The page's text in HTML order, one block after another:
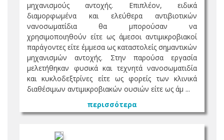
μηχανισμούς αντοχής. Επιπλέον, ειδικά
διαμορφωμένα και ελεύθερα αντιβιοτικών
νανοσωματίδια θα μπορούσαν να
χρησιμοποιηθούν είτε ως άμεσοι αντιμικροβιακοί
παράγοντες είτε έμμεσα ως καταστολείς σημαντικών
μηχανισμών αντοχής. Στην παρούσα εργασία
μελετήθηκαν φυσικά και τεχνητά νανοσωματιδία
και κυκλοδεξτρίνες είτε ως φορείς των κλινικά
διαθέσιμων αντιμικροβιακών ουσιών είτε ως άμ ...
περισσότερα